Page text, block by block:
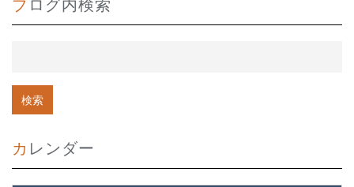
カレンダー